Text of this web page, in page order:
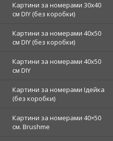
Картини за номерами 30х40
см DIY (без коробки)
Картини за номерами 40х50
см DIY (без коробки)
Картини за номерами 40х50
см DIY
Картини за номерами Ідейка
(без коробки)
Картини за номерами 40×50
см. Brushme